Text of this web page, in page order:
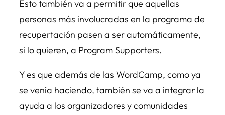
Esto también va a permitir que aquellas
personas más involucradas en la programa de
recupertación pasen a ser automáticamente,
si lo quieren, a Program Supporters.
Y es que además de las WordCamp, como ya
se venía haciendo, también se va a integrar la
ayuda a los organizadores y comunidades